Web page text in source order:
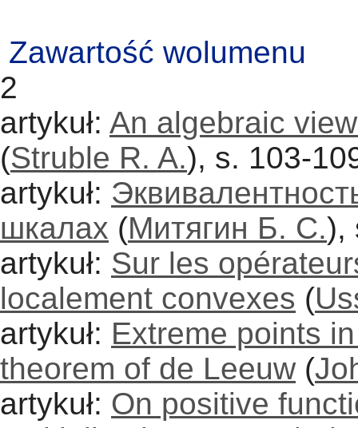
Zawartość wolumenu
2
artykuł: An algebraic
(Struble R. A.), s. 103-
artykuł:
шкалах (Митягин Б. С.),
artykuł: Sur les
localement convexes (
artykuł: Extreme points
theorem of de Leeuw (
artykuł: On positive